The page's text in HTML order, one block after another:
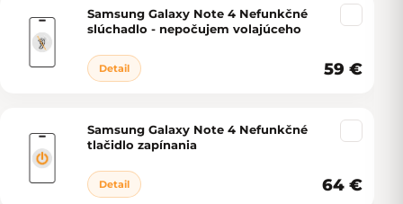
Samsung Galaxy Note 4 Nefunkčné
slúchadlo - nepočujem volajúceho
Detail 59 €
Samsung Galaxy Note 4 Nefunkčné
tlačidlo zapínania
Detail 64 €